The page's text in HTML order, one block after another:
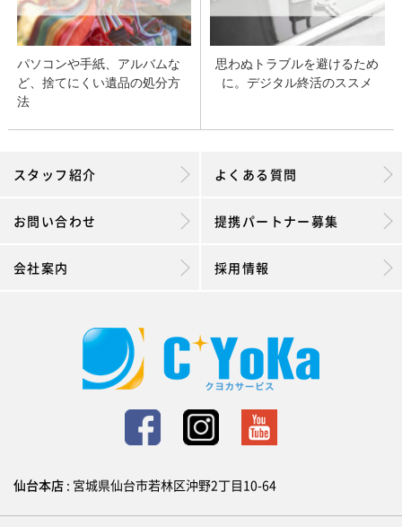
パソコンや手紙、アルバムな
ど、捨てにくい遺品の処分方
法
思わぬトラブルを避けるため
に。デジタル終活のススメ
スタッフ紹介 よくある質問
お問い合わせ 提携パートナー募集
会社案内 採用情報
仙台本店 : 宮城県仙台市若林区沖野2丁目10-64